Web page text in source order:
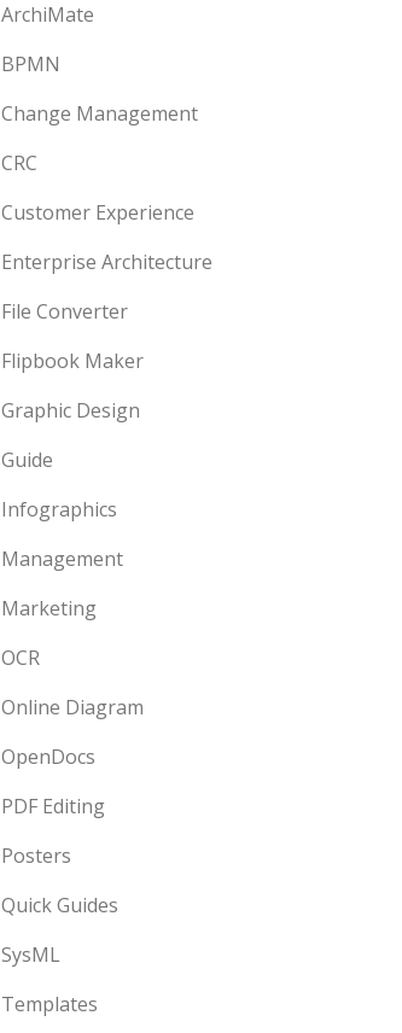
ArchiMate
BPMN
Change Management
CRC
Customer Experience
Enterprise Architecture
File Converter
Flipbook Maker
Graphic Design
Guide
Infographics
Management
Marketing
OCR
Online Diagram
OpenDocs
PDF Editing
Posters
Quick Guides
SysML
Templates